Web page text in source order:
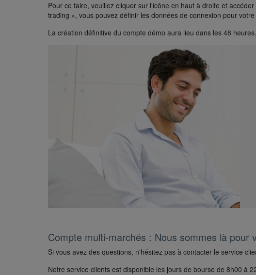
Pour ce faire, veuillez cliquer sur l'icône en haut à droite et
trading », vous pouvez définir les données de connexion pour
La création définitive du compte démo aura lieu dans les 48 heures.
Compte multi-marchés : Nous sommes là pour
Si vous avez des questions, n'hésitez pas à contacter le service
Notre service clients est disponible les jours de bourse de 8h00 à